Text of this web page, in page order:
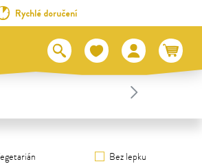
Rychlé doručení
Bez lepku